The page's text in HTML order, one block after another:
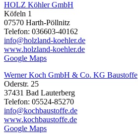
HOLZ Köhler GmbH
Köfeln 1
07570 Harth-Pöllnitz
Telefon: 036603-40162
info@holzland-koehler.de
www.holzland-koehler.de
Google Maps
Werner Koch GmbH & Co. KG Baustoffe
Oderstr. 25
37431 Bad Lauterberg
Telefon: 05524-85270
info@kochbaustoffe.de
www.kochbaustoffe.de
Google Maps